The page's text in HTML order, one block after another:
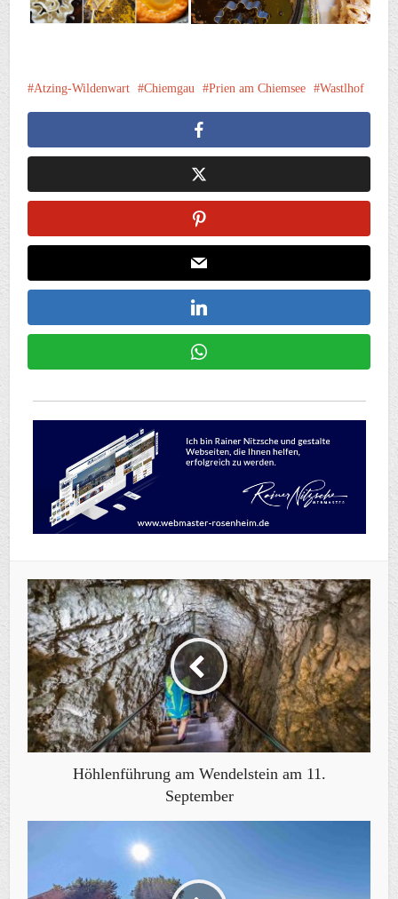
Atzing-Wildenwart Chiemgau Prien am Chiemsee Wastlhof
Höhlenführung am Wendelstein am 11.
September